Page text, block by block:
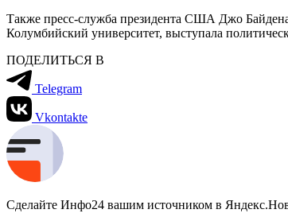
Также пресс-служба президента США Джо
Колумбийский университет, выступала
ПОДЕЛИТЬСЯ В
Telegram
Vkontakte
Сделайте Инфо24 вашим источником в